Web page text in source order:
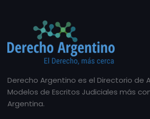
Derecho Argentino es el Directorio de
Modelos de Escritos Judiciales más
Argentina.